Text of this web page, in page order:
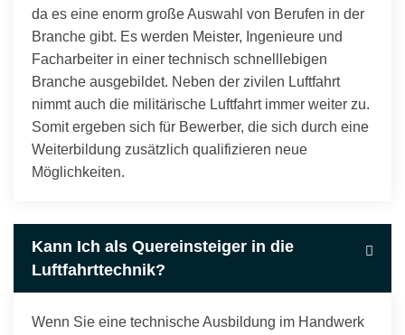
da es eine enorm große Auswahl von Berufen in der
Branche gibt. Es werden Meister, Ingenieure und
Facharbeiter in einer technisch schnelllebigen
Branche ausgebildet. Neben der zivilen Luftfahrt
nimmt auch die militärische Luftfahrt immer weiter zu.
Somit ergeben sich für Bewerber, die sich durch eine
Weiterbildung zusätzlich qualifizieren neue
Möglichkeiten.
Kann Ich als Quereinsteiger in die
Luftfahrttechnik?
Wenn Sie eine technische Ausbildung im Handwerk